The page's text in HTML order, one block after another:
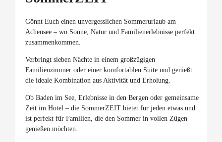
Gönnt Euch einen unvergesslichen Sommerurlaub am
Achensee – wo Sonne, Natur und Familienerlebnisse perfekt
zusammenkommen.
Verbringt sieben Nächte in einem großzügigen
Familienzimmer oder einer komfortablen Suite und genießt
die ideale Kombination aus Aktivität und Erholung.
Ob Baden im See, Erlebnisse in den Bergen oder gemeinsame
Zeit im Hotel – die SommerZEIT bietet für jeden etwas und
ist perfekt für Familien, die den Sommer in vollen Zügen
genießen möchten.